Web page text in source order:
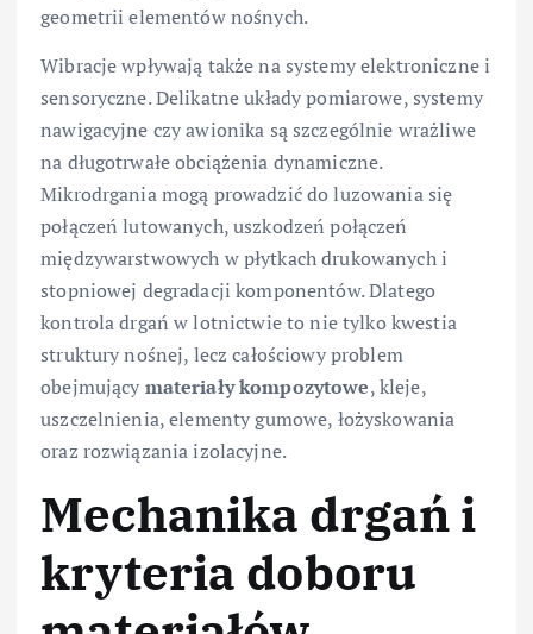
geometrii elementów nośnych.
Wibracje wpływają także na systemy elektroniczne i
sensoryczne. Delikatne układy pomiarowe, systemy
nawigacyjne czy awionika są szczególnie wrażliwe
na długotrwałe obciążenia dynamiczne.
Mikrodrgania mogą prowadzić do luzowania się
połączeń lutowanych, uszkodzeń połączeń
międzywarstwowych w płytkach drukowanych i
stopniowej degradacji komponentów. Dlatego
kontrola drgań w lotnictwie to nie tylko kwestia
struktury nośnej, lecz całościowy problem
obejmujący materiały kompozytowe, kleje,
uszczelnienia, elementy gumowe, łożyskowania
oraz rozwiązania izolacyjne.
Mechanika drgań i
kryteria doboru